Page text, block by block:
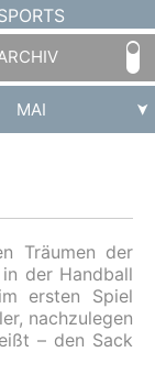
MAI
Träumen der
der Handball
ersten Spiel
nachzulegen
– den Sack